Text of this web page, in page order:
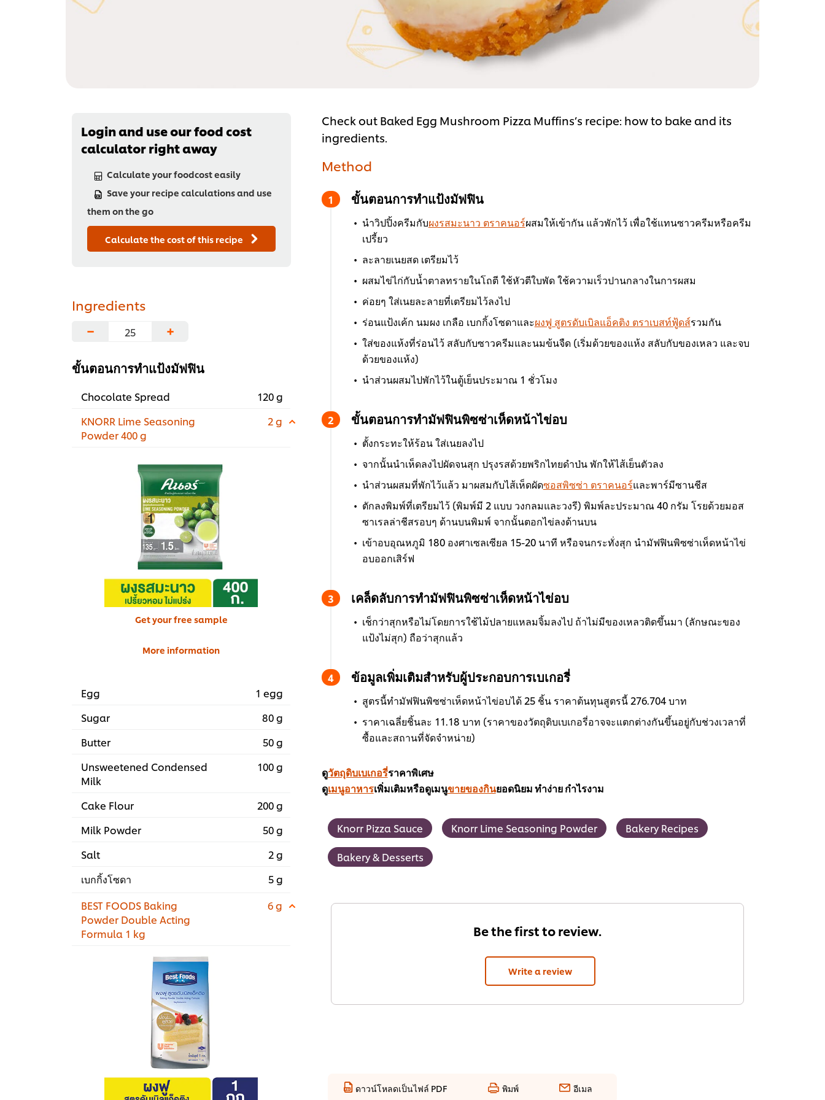
Login and use our food cost
calculator right away
Calculate your foodcost easily
Save your recipe calculations and use
them on the go
Calculate the cost of this recipe
Ingredients
−
+
ขั้นตอนการทำแป้งมัฟฟิน
Chocolate Spread
120 g
KNORR Lime Seasoning
Powder 400 g
2 g
Get your free sample
More information
Egg
1 egg
Sugar
80 g
Butter
50 g
Unsweetened Condensed
Milk
100 g
Cake Flour
200 g
Milk Powder
50 g
Salt
2 g
เบกกิ้งโซดา
5 g
BEST FOODS Baking
Powder Double Acting
Formula 1 kg
6 g
Check out Baked Egg Mushroom Pizza Muffins’s recipe: how to bake and its
ingredients.
Method
ขั้นตอนการทำแป้งมัฟฟิน
นำวิปปิ้งครีมกับผงรสมะนาว ตราคนอร์ผสมให้เข้ากัน แล้วพักไว้ เพื่อใช้แทนซาวครีมหรือครีม
เปรี้ยว
ละลายเนยสด เตรียมไว้
ผสมไข่ไก่กับน้ำตาลทรายในโถตี ใช้หัวตีใบพัด ใช้ความเร็วปานกลางในการผสม
ค่อยๆ ใส่เนยละลายที่เตรียมไว้ลงไป
ร่อนแป้งเค้ก นมผง เกลือ เบกกิ้งโซดาและผงฟู สูตรดับเบิลแอ็คติง ตราเบสท์ฟู้ดส์รวมกัน
ใส่ของแห้งที่ร่อนไว้ สลับกับซาวครีมและนมข้นจืด (เริ่มด้วยของแห้ง สลับกับของเหลว และจบ
ด้วยของแห้ง)
นำส่วนผสมไปพักไว้ในตู้เย็นประมาณ 1 ชั่วโมง
ขั้นตอนการทำมัฟฟินพิซซ่าเห็ดหน้าไข่อบ
ตั้งกระทะให้ร้อน ใส่เนยลงไป
จากนั้นนำเห็ดลงไปผัดจนสุก ปรุงรสด้วยพริกไทยดำป่น พักให้ไส้เย็นตัวลง
นำส่วนผสมที่พักไว้แล้ว มาผสมกับไส้เห็ดผัดซอสพิซซ่า ตราคนอร์และพาร์มีซานชีส
ตักลงพิมพ์ที่เตรียมไว้ (พิมพ์มี 2 แบบ วงกลมและวงรี) พิมพ์ละประมาณ 40 กรัม โรยด้วยมอส
ซาเรลล่าชีสรอบๆ ด้านบนพิมพ์ จากนั้นตอกไข่ลงด้านบน
เข้าอบอุณหภูมิ 180 องศาเซลเซียล 15-20 นาที หรือจนกระทั่งสุก นำมัฟฟินพิซซ่าเห็ดหน้าไข่
อบออกเสิร์ฟ
เคล็ดลับการทำมัฟฟินพิซซ่าเห็ดหน้าไข่อบ
เช็กว่าสุกหรือไม่โดยการใช้ไม้ปลายแหลมจิ้มลงไป ถ้าไม่มีของเหลวติดขึ้นมา (ลักษณะของ
แป้งไม่สุก) ถือว่าสุกแล้ว
ข้อมูลเพิ่มเติมสำหรับผู้ประกอบการเบเกอรี่
สูตรนี้ทำมัฟฟินพิซซ่าเห็ดหน้าไข่อบได้ 25 ชิ้น ราคาต้นทุนสูตรนี้ 276.704 บาท
ราคาเฉลี่ยชิ้นละ 11.18 บาท (ราคาของวัตถุดิบเบเกอรี่อาจจะแตกต่างกันขึ้นอยู่กับช่วงเวลาที่
ซื้อและสถานที่จัดจำหน่าย)
ดูวัตถุดิบเบเกอรี่ราคาพิเศษ
ดูเมนูอาหารเพิ่มเติมหรือดูเมนูขายของกินยอดนิยม ทำง่าย กำไรงาม
Knorr Pizza Sauce Knorr Lime Seasoning Powder Bakery Recipes
Bakery & Desserts
Be the first to review.
Write a review
ดาวน์โหลดเป็นไฟล์ PDF พิมพ์ อีเมล